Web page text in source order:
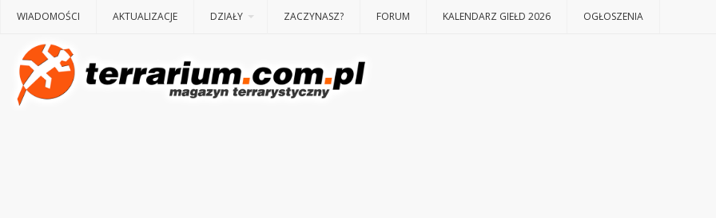
WIADOMOŚCI AKTUALIZACJE DZIAŁY ZACZYNASZ? FORUM KALENDARZ GIEŁD 2026 OGŁOSZENIA